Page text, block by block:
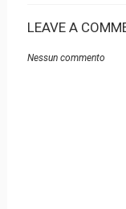
LEAVE A
Nessun commento